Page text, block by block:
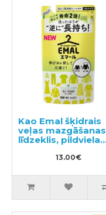
Kao Emal šķidrais
veļas mazgāšanas
līdzeklis, pildviela
13.00€